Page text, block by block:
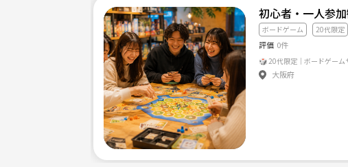
初心者・一人参
ボードゲーム 20代限定
評価 0件
🎲 20代限定｜ボードゲー
大阪府